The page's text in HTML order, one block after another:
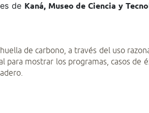
de Kaná, Museo de Ciencia y
de carbono, a través del uso
para mostrar los programas, casos de